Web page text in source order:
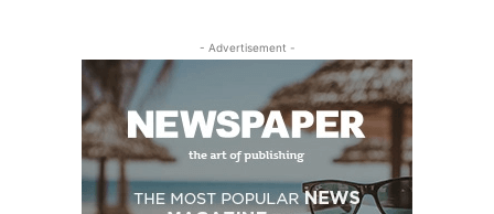
- Advertisement -